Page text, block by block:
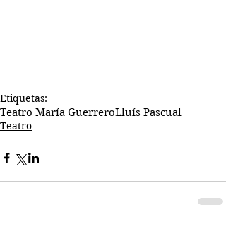
Etiquetas:
Teatro María GuerreroLluís Pascual
Teatro